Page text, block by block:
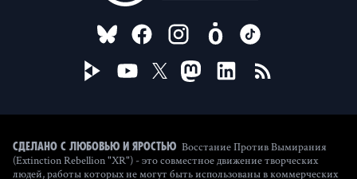
FOLLOW US ON
Сделано с любовью и яростью Восстание Против Вымирания
(Extinction Rebellion "XR") - это совместное движение творческих
людей, работы которых не могут быть использованы в коммерческих